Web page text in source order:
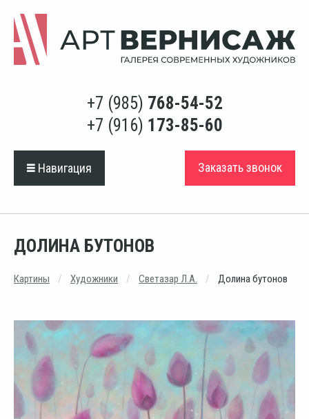
+7 (985) 768-54-52
+7 (916) 173-85-60
Навигация Заказать звонок
ДОЛИНА БУТОНОВ
Картины Художники Светазар Л.А. Долина бутонов